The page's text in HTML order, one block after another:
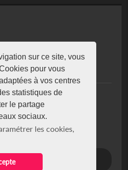
sur ce site, vous
pour vous
à vos centres
statistiques de
le partage
sociaux.
les cookies,
93